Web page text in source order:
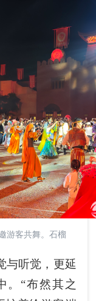
游客共舞。石榴
听觉，更延
。“布然其之